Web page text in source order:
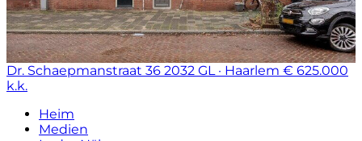
Dr. Schaepmanstraat 36 2032 GL · Haarlem € 625.000
k.k.
Heim
Medien